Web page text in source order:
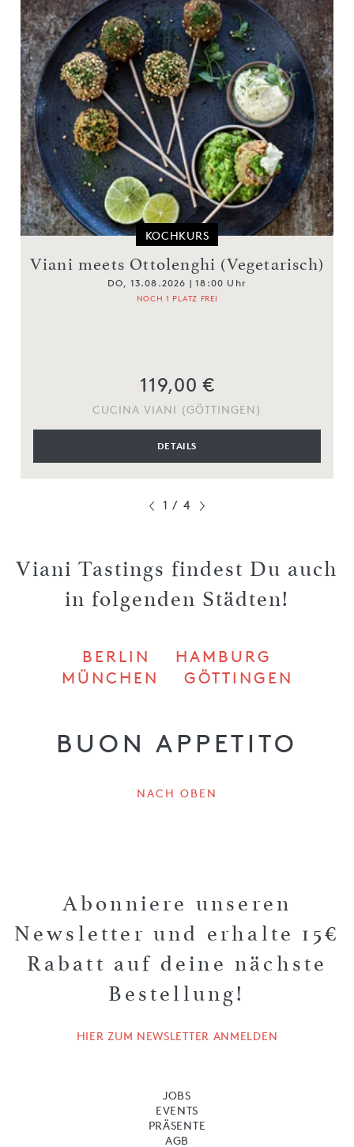
KOCHKURS
Viani meets Ottolenghi (Vegetarisch)
DO, 13.08.2026 | 18:00 Uhr
NOCH 1 PLATZ FREI
119,00 €
CUCINA VIANI (GÖTTINGEN)
DETAILS
1 / 4
Viani Tastings findest Du auch
in folgenden Städten!
BERLIN
HAMBURG
MÜNCHEN
GÖTTINGEN
BUON APPETITO
NACH OBEN
Abonniere unseren
Newsletter und erhalte 15€
Rabatt auf deine nächste
Bestellung!
HIER ZUM NEWSLETTER ANMELDEN
JOBS
EVENTS
PRÄSENTE
AGB